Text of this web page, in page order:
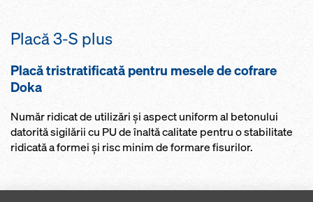
Placă 3-S plus
Placă tristratificată pentru mesele de cofrare
Doka
Număr ridicat de utilizări şi aspect uniform al betonului
datorită sigilării cu PU de înaltă calitate pentru o stabilitate
ridicată a formei şi risc minim de formare fisurilor.